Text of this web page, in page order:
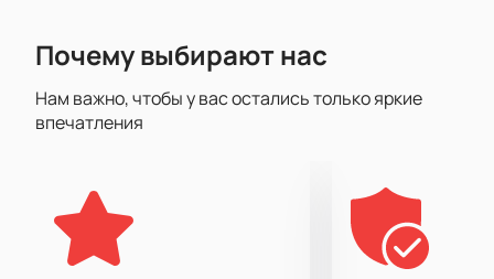
Санкт-Петербурга, двукратный обладатель Кубка
соперник — «Динамо Минск», белорусская команда
с богатой историей, основанная в 1948 году. За
чемпионатах БССР и СССР, а в высшей лиге
чемпионата СССР провёл 5 сезонов, достигнув
лучшего результата — 10 место в чемпионате
1989/90 годов.
Почему выбирают нас
Нам важно, чтобы у вас остались только яркие
впечатления